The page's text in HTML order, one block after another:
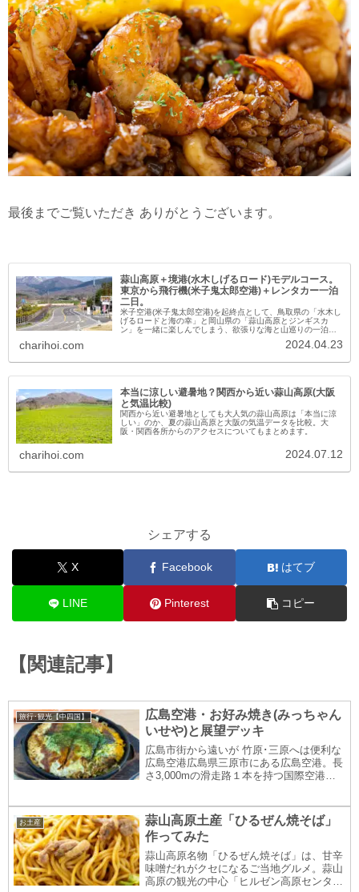
最後までご覧いただき ありがとうございます。
蒜山高原＋境港(水木しげるロード)モデルコース。
東京から飛行機(米子鬼太郎空港)＋レンタカー一泊
二日。
米子空港(米子鬼太郎空港)を起終点として、鳥取県の「水木し
げるロードと海の幸」と岡山県の「蒜山高原とジンギスカ
ン」を一緒に楽しんでしまう、欲張りな海と山巡りの一泊二
charihoi.com 2024.04.23
本当に涼しい避暑地？関西から近い蒜山高原(大阪
と気温比較)
関西から近い避暑地としても大人気の蒜山高原は「本当に涼
しい」のか、夏の蒜山高原と大阪の気温データを比較。大
阪・関西各所からのアクセスについてもまとめます。
charihoi.com 2024.07.12
シェアする
X Facebook はてブ
LINE Pinterest コピー
【関連記事】
旅行･観光【中四国】
広島空港・お好み焼き(みっちゃん
いせや)と展望デッキ
広島市街から遠いが 竹原･三原へは便利な
広島空港広島県三原市にある広島空港。長
さ3,000mの滑走路１本を持つ国際空港
広島空港で 広島風お好み焼きを食べ...
お土産
蒜山高原土産「ひるぜん焼そば」
作ってみた
蒜山高原名物「ひるぜん焼そば」は、甘辛
味噌だれがクセになるご当地グルメ。蒜山
高原の観光の中心「ヒルゼン高原センタ